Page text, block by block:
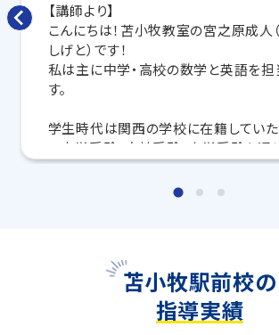
します。
トライで一緒に、今までで一番成長で
う！
いつでも受付中です。
お問い合わせは→こちら
まが合格を勝ちとっています。
北海道大、札医大、旭川医大、小樽商科
【講師より】
こんにちは！苫小牧教室の宮之原成人
しげと）です！
私は主に中学・高校の数学と英語を担
す。
学生時代は関西の学校に在籍していた
の中学受験・高校受験・大学受験を通
身が学んだことを、わかりやすく説明し
関西弁で明るく楽しい授業をしてくれる
苫小牧駅前校の
指導実績